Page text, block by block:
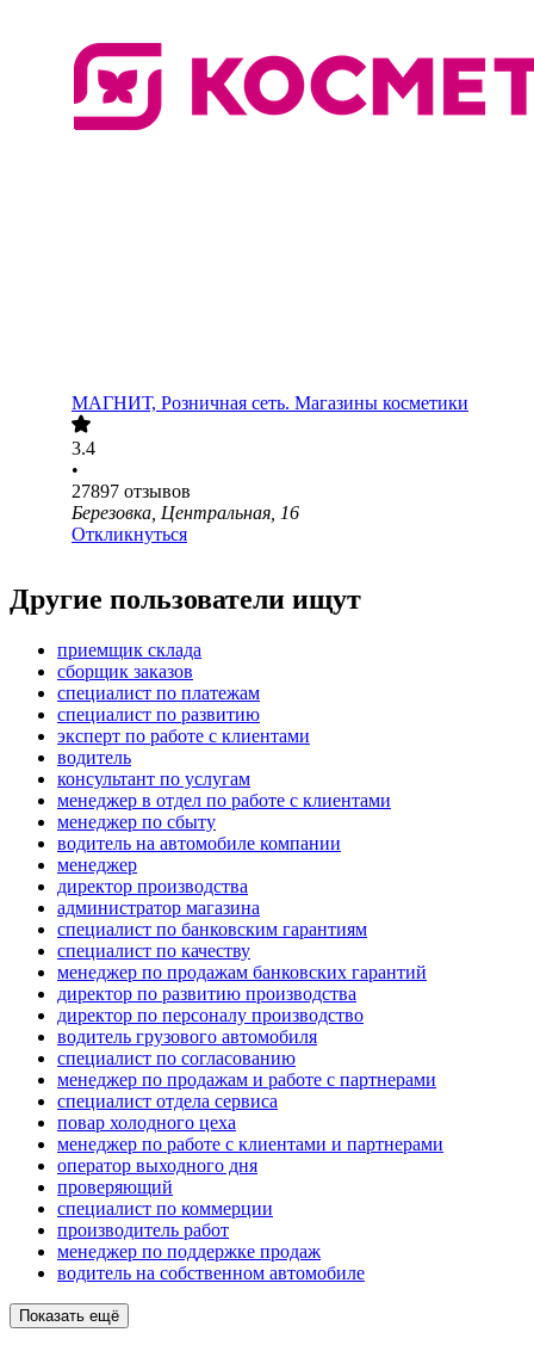
МАГНИТ, Розничная сеть. Магазины косметики
3.4
•
27897 отзывов
Березовка, Центральная, 16
Откликнуться
Другие пользователи ищут
приемщик склада
сборщик заказов
специалист по платежам
специалист по развитию
эксперт по работе с клиентами
водитель
консультант по услугам
менеджер в отдел по работе с клиентами
менеджер по сбыту
водитель на автомобиле компании
менеджер
директор производства
администратор магазина
специалист по банковским гарантиям
специалист по качеству
менеджер по продажам банковских гарантий
директор по развитию производства
директор по персоналу производство
водитель грузового автомобиля
специалист по согласованию
менеджер по продажам и работе с партнерами
специалист отдела сервиса
повар холодного цеха
менеджер по работе с клиентами и партнерами
оператор выходного дня
проверяющий
специалист по коммерции
производитель работ
менеджер по поддержке продаж
водитель на собственном автомобиле
Показать ещё